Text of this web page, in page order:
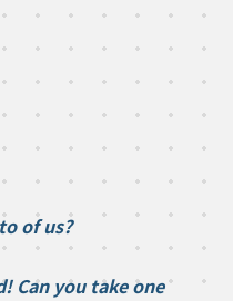
of us?
Can you take one